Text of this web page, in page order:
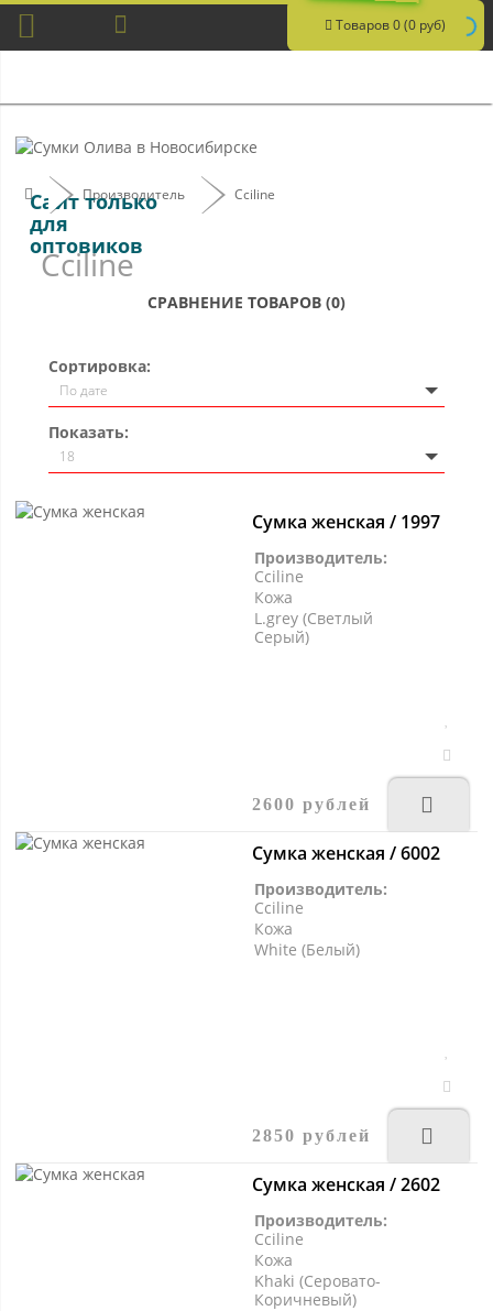
Товаров 0 (0 руб)
Сайт только
для
оптовиков
Производитель Cciline
Cciline
СРАВНЕНИЕ ТОВАРОВ (0)
Сортировка:
Показать:
Сумка женская / 1997
Производитель:
Cciline
Кожа
L.grey (Светлый
Серый)
2600 рублей
Сумка женская / 6002
Производитель:
Cciline
Кожа
White (Белый)
2850 рублей
Сумка женская / 2602
Производитель:
Cciline
Кожа
Khaki (Серовато-
Коричневый)